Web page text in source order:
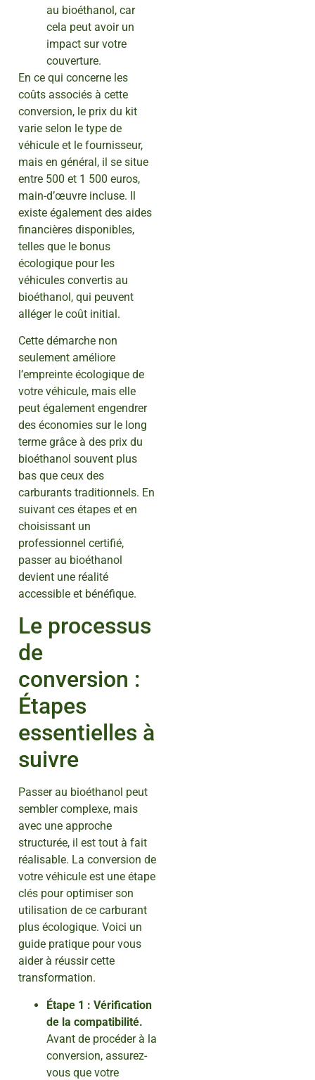
au bioéthanol, car
cela peut avoir un
impact sur votre
couverture.
En ce qui concerne les
coûts associés à cette
conversion, le prix du kit
varie selon le type de
véhicule et le fournisseur,
mais en général, il se situe
entre 500 et 1 500 euros,
main-d’œuvre incluse. Il
existe également des aides
financières disponibles,
telles que le bonus
écologique pour les
véhicules convertis au
bioéthanol, qui peuvent
alléger le coût initial.
Cette démarche non
seulement améliore
l’empreinte écologique de
votre véhicule, mais elle
peut également engendrer
des économies sur le long
terme grâce à des prix du
bioéthanol souvent plus
bas que ceux des
carburants traditionnels. En
suivant ces étapes et en
choisissant un
professionnel certifié,
passer au bioéthanol
devient une réalité
accessible et bénéfique.
Le processus
de
conversion :
Étapes
essentielles à
suivre
Passer au bioéthanol peut
sembler complexe, mais
avec une approche
structurée, il est tout à fait
réalisable. La conversion de
votre véhicule est une étape
clés pour optimiser son
utilisation de ce carburant
plus écologique. Voici un
guide pratique pour vous
aider à réussir cette
transformation.
Étape 1 : Vérification
de la compatibilité.
Avant de procéder à la
conversion, assurez-
vous que votre